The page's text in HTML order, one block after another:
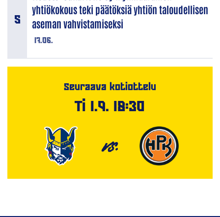
17.06.
yhtiökokous teki päätöksiä yhtiön taloudellisen
aseman vahvistamiseksi
Seuraava kotiottelu
Ti 1.9. 18:30
VS.